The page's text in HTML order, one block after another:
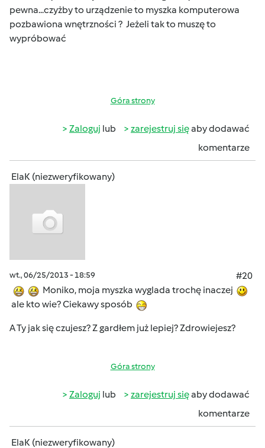
pewna...czyżby to urządzenie to myszka komputerowa
pozbawiona wnętrzności ? Jeżeli tak to muszę to
wypróbować
Góra strony
Zaloguj lub zarejestruj sięaby dodawać
komentarze
ElaK (niezweryfikowany)
wt., 06/25/2013 - 18:59
#20
Moniko, moja myszka wyglada trochę inaczej
ale kto wie? Ciekawy sposób
A Ty jak się czujesz? Z gardłem już lepiej? Zdrowiejesz?
Góra strony
Zaloguj lub zarejestruj sięaby dodawać
komentarze
ElaK (niezweryfikowany)